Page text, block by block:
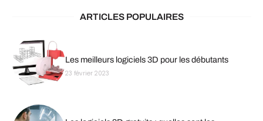
ARTICLES POPULAIRES
Les meilleurs logiciels 3D pour les débutants
23 février 2023